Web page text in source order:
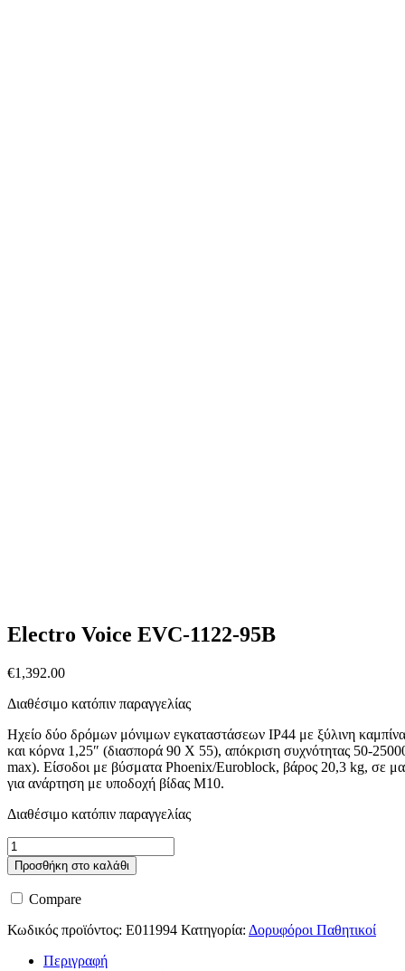
Electro Voice EVC-1122-95B
€1,392.00
Διαθέσιμο κατόπιν παραγγελίας
Ηχείο δύο δρόμων μόνιμων εγκαταστάσεων IP44 με ξύλινη
και κόρνα 1,25″ (διασπορά 90 X 55), απόκριση συχνότητας 50-
max). Είσοδοι με βύσματα Phoenix/Euroblock, βάρος 20,3 kg, σε
για ανάρτηση με υποδοχή βίδας M10.
Διαθέσιμο κατόπιν παραγγελίας
Electro
Voice
EVC-
1122-
95B
ποσότητα
Προσθήκη στο καλάθι
Compare
Κωδικός προϊόντος: E011994 Κατηγορία: Δορυφόροι Παθητικοί
Περιγραφή